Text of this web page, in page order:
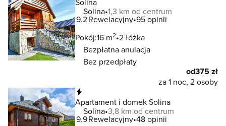
Solina 1,3 km od centrum
9.2Rewelacyjny 95 opinii
Pokój:16 m2 2 łóżka
Bezpłatna anulacja
Bez przedpłaty
od375 zł
za 1 noc, 2 osoby
Apartament i domek Solina
Solina 3,8 km od centrum
9.9Rewelacyjny 48 opinii